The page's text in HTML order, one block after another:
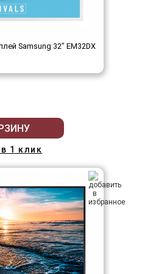
Samsung 32" EM32DX
1 клик